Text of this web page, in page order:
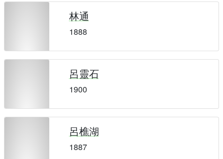
林通
1888
呂靈石
1900
呂樵湖
1887